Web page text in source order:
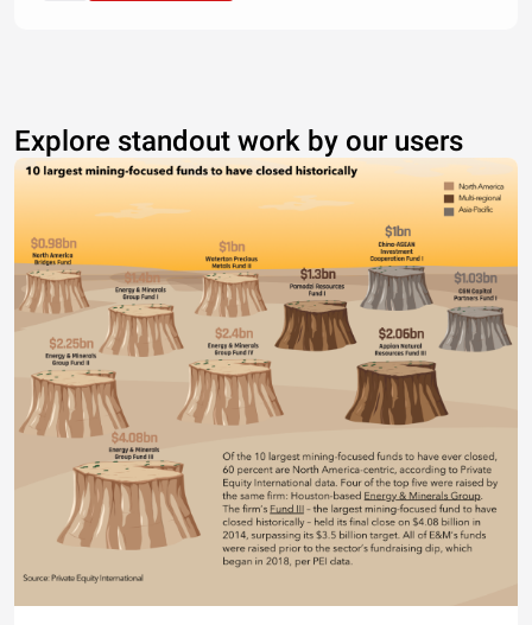
Explore standout work by our users